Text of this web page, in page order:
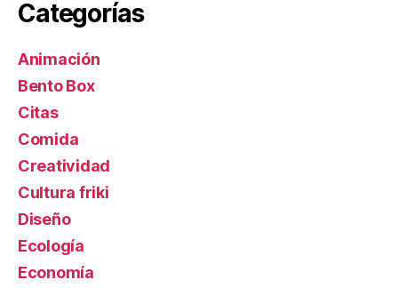
Categorías
Animación
Bento Box
Citas
Comida
Creatividad
Cultura friki
Diseño
Ecología
Economía